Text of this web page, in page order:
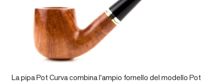
La pipa Pot Curva combina l’ampio fornello del modello Pot